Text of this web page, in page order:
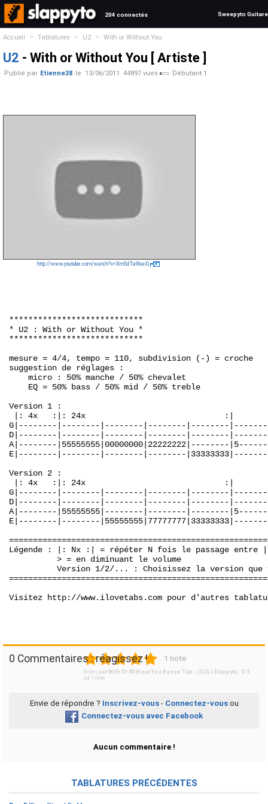
204 connectés Sweepyto Guitare
Accueil > Tablatures > U2 > With or Without You
U2 - With or Without You [ Artiste ]
Publié par Etienne38 le 13/06/2011 44897 vues Débutant 1
http://www.youtube.com/watch?v=XmSdTa9kaiQ
****************************
* U2 : With or Without You *
****************************
mesure = 4/4, tempo = 110, subdivision (-) = croche
suggestion de réglages :
    micro : 50% manche / 50% chevalet
    EQ = 50% bass / 50% mid / 50% treble
Version 1 :
|: 4x   :|: 24x                             :|
G|--------|--------|--------|--------|--------
D|--------|--------|--------|--------|--------
A|--------|55555555|00000000|22222222|--------
E|--------|--------|--------|--------
Version 2 :
|: 4x   :|: 24x                             :|
G|--------|--------|--------|--------|--------
D|--------|--------|--------|--------|--------
A|--------|55555555|--------|--------|--------
E|--------|--------
Légende : |: Nx :| = répéter N fois le passage
          > = en diminuant le volume
Version 1/2/... : Choisissez la version que
Visitez http://www.ilovetabs.com pour d'autres
0 Commentaires : réagissez !
1 2 3 4 5 1 note
Notes pour With Or Without You Basse Tab - (U2) | Slappyto 5/ 5
sur
note
Envie de répondre ? Inscrivez-vous- Connectez-vousou
Connectez-vous avec Facebook
Aucun commentaire !
TABLATURES PRÉCÉDENTES